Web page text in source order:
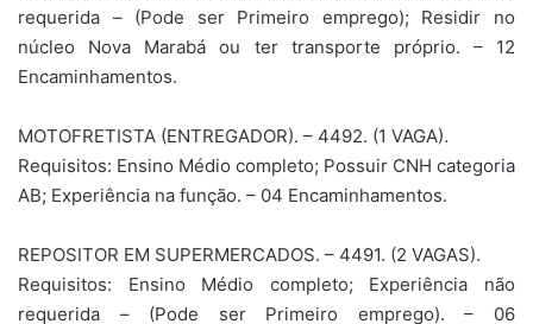
requerida – (Pode ser Primeiro emprego); Residir no
núcleo Nova Marabá ou ter transporte próprio. – 12
Encaminhamentos.
MOTOFRETISTA (ENTREGADOR). – 4492. (1 VAGA).
Requisitos: Ensino Médio completo; Possuir CNH categoria
AB; Experiência na função. – 04 Encaminhamentos.
REPOSITOR EM SUPERMERCADOS. – 4491. (2 VAGAS).
Requisitos: Ensino Médio completo; Experiência não
requerida – (Pode ser Primeiro emprego). – 06